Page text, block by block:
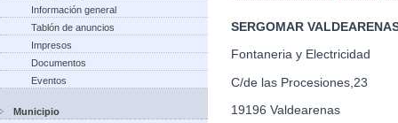
Información general
Tablón de anuncios
Impresos
Documentos
Eventos
Municipio
SERGOMAR
Fontaneria y Electricidad
C/de las Procesiones,23
19196 Valdearenas